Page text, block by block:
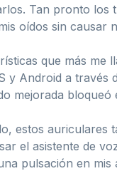
Tan pronto los
oídos sin causar
que más me
y Android a través
mejorada
estos auriculares
el asistente de
pulsación en mis